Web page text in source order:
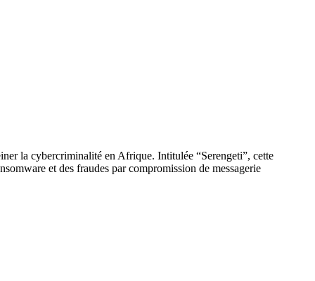
la cybercriminalité en Afrique. Intitulée “Serengeti”, cette
et des fraudes par compromission de messagerie